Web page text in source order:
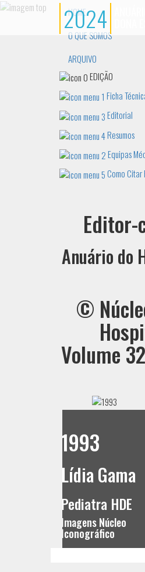
2024
HOME
O QUE SOMOS
ARQUIVO
EDIÇÃO
Ficha
Editorial
Resumos
Equipas
Como Citar
Editor-
Anuário do
©
Volume
1994
Leonor
Duarte
Pediatra HDE